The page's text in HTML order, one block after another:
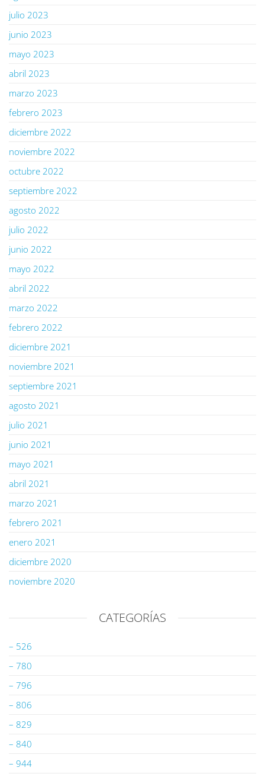
julio 2023
junio 2023
mayo 2023
abril 2023
marzo 2023
febrero 2023
diciembre 2022
noviembre 2022
octubre 2022
septiembre 2022
agosto 2022
julio 2022
junio 2022
mayo 2022
abril 2022
marzo 2022
febrero 2022
diciembre 2021
noviembre 2021
septiembre 2021
agosto 2021
julio 2021
junio 2021
mayo 2021
abril 2021
marzo 2021
febrero 2021
enero 2021
diciembre 2020
noviembre 2020
CATEGORÍAS
– 526
– 780
– 796
– 806
– 829
– 840
– 944